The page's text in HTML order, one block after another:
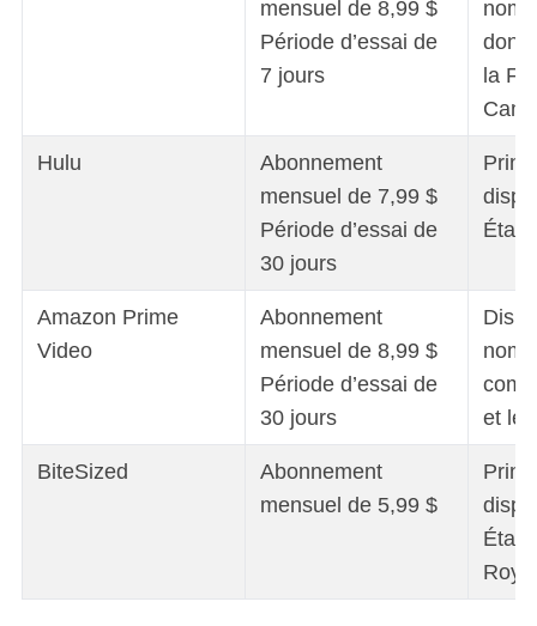
mensuel de 8,99 $
Période d’essai de
7 jours
dont
la
Hulu
Abonnement
mensuel de 7,99 $
Période d’essai de
30 jours
Amazon Prime
Video
Abonnement
mensuel de 8,99 $
Période d’essai de
30 jours
et le
BiteSized
Abonnement
mensuel de 5,99 $